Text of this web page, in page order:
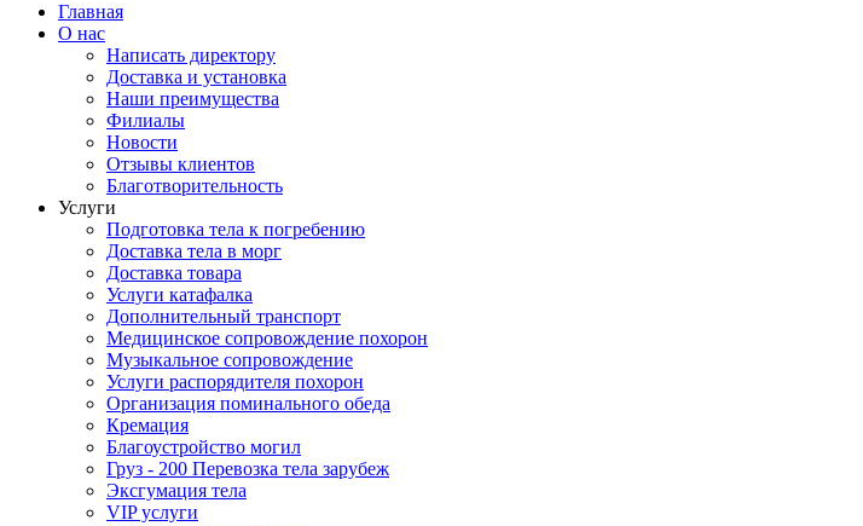
Главная
О нас
Написать директору
Доставка и установка
Наши преимущества
Филиалы
Новости
Отзывы клиентов
Благотворительность
Услуги
Подготовка тела к погребению
Доставка тела в морг
Доставка товара
Услуги катафалка
Дополнительный транспорт
Медицинское сопровождение похорон
Музыкальное сопровождение
Услуги распорядителя похорон
Организация поминального обеда
Кремация
Благоустройство могил
Груз - 200 Перевозка тела зарубеж
Эксгумация тела
VIP услуги